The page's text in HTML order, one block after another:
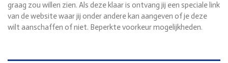
graag zou willen zien. Als deze klaar is ontvang jij een speciale link
van de website waar jij onder andere kan aangeven of je deze
wilt aanschaffen of niet. Beperkte voorkeur mogelijkheden.